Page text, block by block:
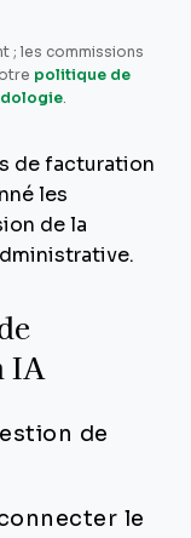
; les commissions
politique de
.
de facturation
les
de la
IA
de
le